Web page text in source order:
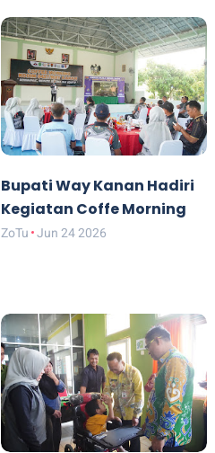
Bupati Way Kanan Hadiri
Kegiatan Coffe Morning
ZoTu Jun 24 2026